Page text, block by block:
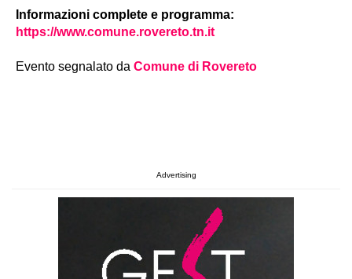
Informazioni complete e programma:
https://www.comune.rovereto.tn.it
Evento segnalato da Comune di Rovereto
Advertising